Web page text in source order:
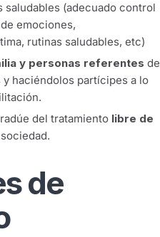
(adecuado control
emociones,
rutinas saludables, etc)
y personas referentes de
haciéndolos partícipes a lo
del tratamiento libre de
de